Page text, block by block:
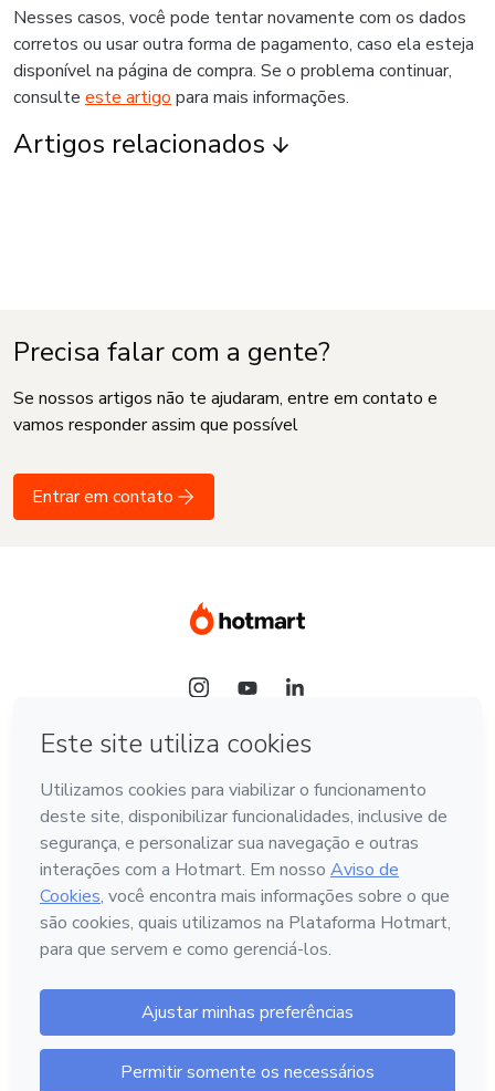
Nesses casos, você pode tentar novamente com os dados
corretos ou usar outra forma de pagamento, caso ela esteja
disponível na página de compra. Se o problema continuar,
consulte este artigo para mais informações.
Artigos relacionados
Precisa falar com a gente?
Se nossos artigos não te ajudaram, entre em contato e
vamos responder assim que possível
Entrar em contato
Idioma
Hotmart — 2011-2026 © Todos os direitos reservados